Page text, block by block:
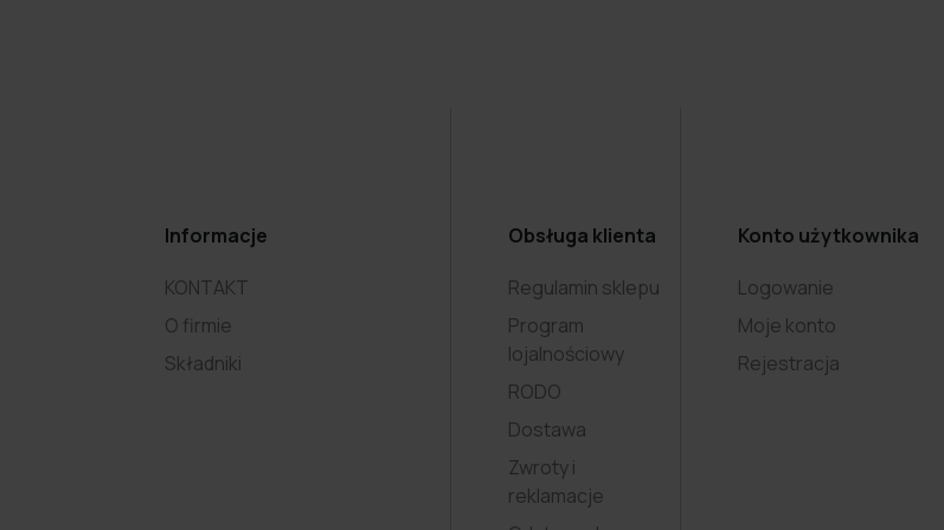
Informacje
KONTAKT
O firmie
Składniki
Obsługa klienta
Regulamin sklepu
Program
lojalnościowy
RODO
Dostawa
Zwroty i
reklamacje
Konto użytkownika
Logowanie
Moje konto
Rejestracja